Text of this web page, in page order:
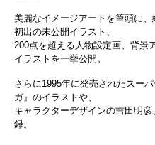
美麗なイメージアートを筆頭に
初出の未公開イラスト、
200点を超える人物設定画、背景
イラストを一挙公開。
さらに1995年に発売されたスー
ガ』のイラストや、
キャラクターデザインの吉田明
録。